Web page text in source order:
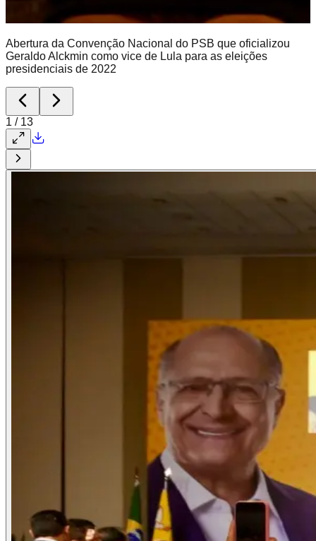
Abertura da Convenção Nacional do PSB que oficializou
Geraldo Alckmin como vice de Lula para as eleições
presidenciais de 2022
1 / 13